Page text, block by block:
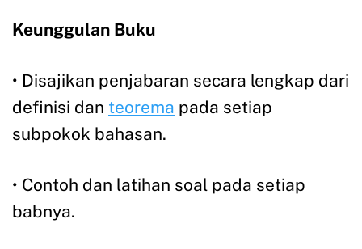
Keunggulan Buku
• Disajikan penjabaran secara lengkap dari
definisi dan teorema pada setiap
subpokok bahasan.
• Contoh dan latihan soal pada setiap
babnya.